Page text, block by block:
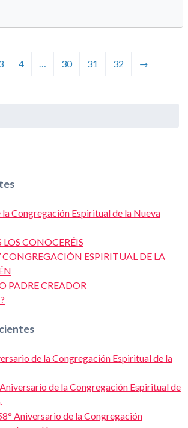
4 … 30 31 32 →
Congregación Espiritual de la Nueva
LOS CONOCERÉIS
ESPIRITUAL DE LA
PADRE CREADOR
de la Congregación Espiritual de la
de la Congregación Espiritual de
Aniversario de la Congregación